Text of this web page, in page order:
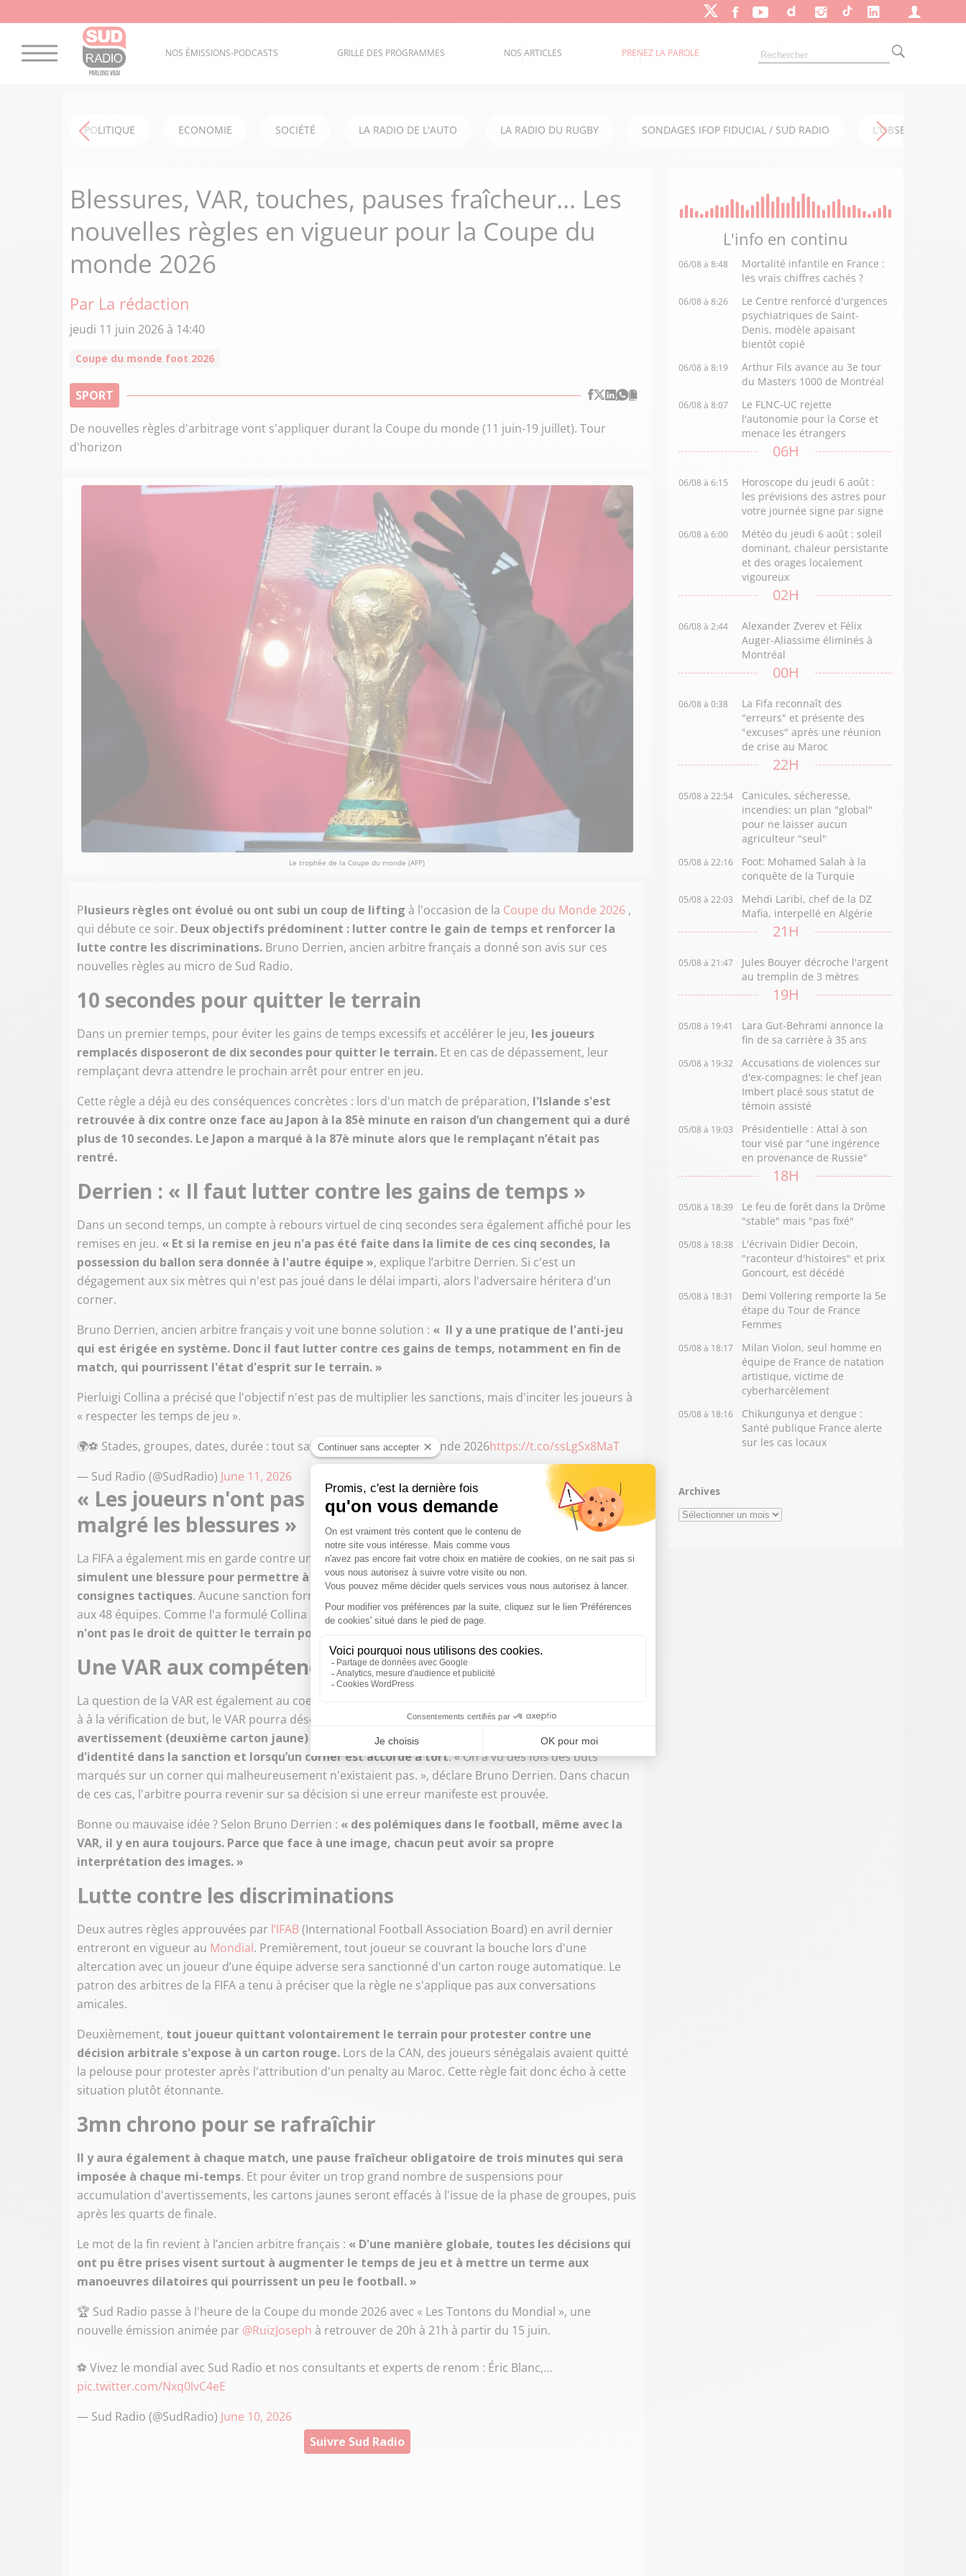
NOS ÉMISSIONS-PODCASTS GRILLE DES PROGRAMMES NOS ARTICLES PRENEZ LA PAROLE
POLITIQUE ECONOMIE SOCIÉTÉ LA RADIO DE L'AUTO LA RADIO DU RUGBY SONDAGES IFOP FIDUCIAL / SUD RADIO L'OBSERVATOIRE
Blessures, VAR, touches, pauses fraîcheur... Les
nouvelles règles en vigueur pour la Coupe du
monde 2026
Par La rédaction
jeudi 11 juin 2026 à 14:40
Coupe du monde foot 2026
SPORT
De nouvelles règles d'arbitrage vont s'appliquer durant la Coupe du monde (11 juin-19 juillet). Tour
d'horizon
Le trophée de la Coupe du monde (AFP)
Plusieurs règles ont évolué ou ont subi un coup de lifting à l'occasion de la Coupe du Monde 2026 ,
qui débute ce soir. Deux objectifs prédominent : lutter contre le gain de temps et renforcer la
lutte contre les discriminations. Bruno Derrien, ancien arbitre français a donné son avis sur ces
nouvelles règles au micro de Sud Radio.
10 secondes pour quitter le terrain
Dans un premier temps, pour éviter les gains de temps excessifs et accélérer le jeu, les joueurs
remplacés disposeront de dix secondes pour quitter le terrain. Et en cas de dépassement, leur
remplaçant devra attendre le prochain arrêt pour entrer en jeu.
Cette règle a déjà eu des conséquences concrètes : lors d'un match de préparation, l'Islande s'est
retrouvée à dix contre onze face au Japon à la 85è minute en raison d’un changement qui a duré
plus de 10 secondes. Le Japon a marqué à la 87è minute alors que le remplaçant n’était pas
rentré.
Derrien : « Il faut lutter contre les gains de temps »
Dans un second temps, un compte à rebours virtuel de cinq secondes sera également affiché pour les
remises en jeu. « Et si la remise en jeu n'a pas été faite dans la limite de ces cinq secondes, la
possession du ballon sera donnée à l'autre équipe », explique l’arbitre Derrien. Si c'est un
dégagement aux six mètres qui n'est pas joué dans le délai imparti, alors l'adversaire héritera d'un
corner.
Bruno Derrien, ancien arbitre français y voit une bonne solution : « Il y a une pratique de l'anti-jeu
qui est érigée en système. Donc il faut lutter contre ces gains de temps, notamment en fin de
match, qui pourrissent l'état d'esprit sur le terrain. »
Pierluigi Collina a précisé que l'objectif n'est pas de multiplier les sanctions, mais d'inciter les joueurs à
« respecter les temps de jeu ».
🌍⚽️ Stades, groupes, dates, durée : tout savoir sur la Coupe du monde 2026https://t.co/ssLgSx8MaT
— Sud Radio (@SudRadio) June 11, 2026
« Les joueurs n'ont pas le droit de quitter le terrain
malgré les blessures »
La FIFA a également mis en garde contre une pratique de plus en plus en vogue :des gardiens qui
simulent une blessure pour permettre à leurs coéquipiers de rejoindre le banc et recevoir des
consignes tactiques. Aucune sanction formelle n'est prévue, mais une consigne claire sera transmise
aux 48 équipes. Comme l'a formulé Collina :
« Le gardien a le droit d'être blessé, mais les joueurs
n'ont pas le droit de quitter le terrain pour prendre une pause avec leurs entraîneurs. »
Une VAR aux compétences élargies
La question de la VAR est également au coeur des débats. Jusqu'ici limité aux cartons rouges directs, et
à à la vérification de but, le VAR pourra désormais intervenir dans trois nouveaux cas :un second
avertissement (deuxième carton jaune) jugé injustifié entraînant une expulsion, une erreur
d'identité dans la sanction et lorsqu’un corner est accordé à tort. « On a vu des fois des buts
marqués sur un corner qui malheureusement n'existaient pas. », déclare Bruno Derrien. Dans chacun
de ces cas, l'arbitre pourra revenir sur sa décision si une erreur manifeste est prouvée.
Bonne ou mauvaise idée ? Selon Bruno Derrien : « des polémiques dans le football, même avec la
VAR, il y en aura toujours. Parce que face à une image, chacun peut avoir sa propre
interprétation des images. »
Lutte contre les discriminations
Deux autres règles approuvées par l’IFAB(International Football Association Board) en avril dernier
entreront en vigueur au Mondial. Premièrement, tout joueur se couvrant la bouche lors d'une
altercation avec un joueur d’une équipe adverse sera sanctionné d'un carton rouge automatique. Le
patron des arbitres de la FIFA a tenu à préciser que la règle ne s'applique pas aux conversations
amicales.
Deuxièmement, tout joueur quittant volontairement le terrain pour protester contre une
décision arbitrale s'expose à un carton rouge. Lors de la CAN, des joueurs sénégalais avaient quitté
la pelouse pour protester après l'attribution d'un penalty au Maroc. Cette règle fait donc écho à cette
situation plutôt étonnante.
3mn chrono pour se rafraîchir
Il y aura également à chaque match, une pause fraîcheur obligatoire de trois minutes qui sera
imposée à chaque mi-temps. Et pour éviter un trop grand nombre de suspensions pour
accumulation d'avertissements, les cartons jaunes seront effacés à l'issue de la phase de groupes, puis
après les quarts de finale.
Le mot de la fin revient à l’ancien arbitre français : « D'une manière globale, toutes les décisions qui
ont pu être prises visent surtout à augmenter le temps de jeu et à mettre un terme aux
manoeuvres dilatoires qui pourrissent un peu le football. »
🏆 Sud Radio passe à l'heure de la Coupe du monde 2026 avec « Les Tontons du Mondial », une
nouvelle émission animée par @RuizJoseph à retrouver de 20h à 21h à partir du 15 juin.
⚽️ Vivez le mondial avec Sud Radio et nos consultants et experts de renom : Éric Blanc,…
pic.twitter.com/Nxq0lvC4eE
— Sud Radio (@SudRadio) June 10, 2026
Suivre Sud Radio
L'info en continu
06/08 à 8:48
Mortalité infantile en France :
les vrais chiffres cachés ?
06/08 à 8:26
Le Centre renforcé d'urgences
psychiatriques de Saint-
Denis, modèle apaisant
bientôt copié
06/08 à 8:19
Arthur Fils avance au 3e tour
du Masters 1000 de Montréal
06/08 à 8:07
Le FLNC-UC rejette
l'autonomie pour la Corse et
menace les étrangers
06H
06/08 à 6:15
Horoscope du jeudi 6 août :
les prévisions des astres pour
votre journée signe par signe
06/08 à 6:00
Météo du jeudi 6 août : soleil
dominant, chaleur persistante
et des orages localement
vigoureux
02H
06/08 à 2:44
Alexander Zverev et Félix
Auger-Aliassime éliminés à
Montréal
00H
06/08 à 0:38
La Fifa reconnaît des
"erreurs" et présente des
"excuses" après une réunion
de crise au Maroc
22H
05/08 à 22:54
Canicules, sécheresse,
incendies: un plan "global"
pour ne laisser aucun
agriculteur "seul"
05/08 à 22:16
Foot: Mohamed Salah à la
conquête de la Turquie
05/08 à 22:03
Mehdi Laribi, chef de la DZ
Mafia, interpellé en Algérie
21H
05/08 à 21:47
Jules Bouyer décroche l'argent
au tremplin de 3 mètres
19H
05/08 à 19:41
Lara Gut-Behrami annonce la
fin de sa carrière à 35 ans
05/08 à 19:32
Accusations de violences sur
d'ex-compagnes: le chef Jean
Imbert placé sous statut de
témoin assisté
05/08 à 19:03
Présidentielle : Attal à son
tour visé par "une ingérence
en provenance de Russie"
18H
05/08 à 18:39
Le feu de forêt dans la Drôme
"stable" mais "pas fixé"
05/08 à 18:38
L'écrivain Didier Decoin,
"raconteur d'histoires" et prix
Goncourt, est décédé
05/08 à 18:31
Demi Vollering remporte la 5e
étape du Tour de France
Femmes
05/08 à 18:17
Milan Violon, seul homme en
équipe de France de natation
artistique, victime de
cyberharcèlement
05/08 à 18:16
Chikungunya et dengue :
Santé publique France alerte
sur les cas locaux
Archives
Archives